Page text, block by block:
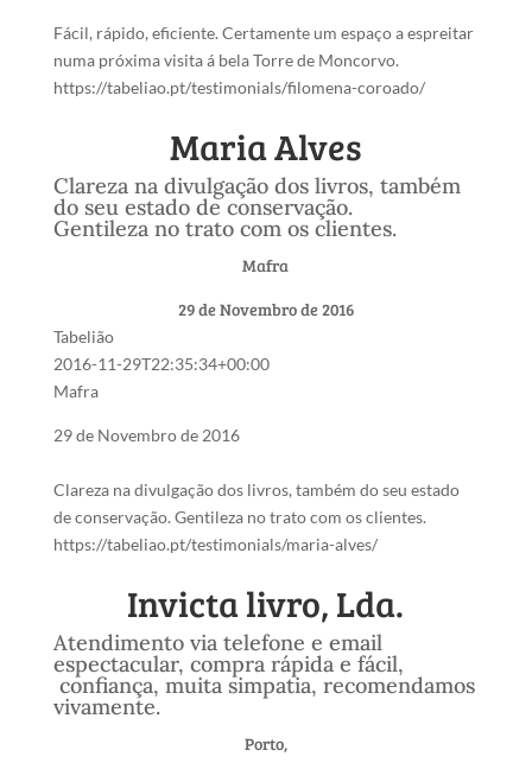
Fácil, rápido, eficiente. Certamente um espaço a espreitar
numa próxima visita á bela Torre de Moncorvo.
https://tabeliao.pt/testimonials/filomena-coroado/
Maria Alves
Clareza na divulgação dos livros, também
do seu estado de conservação.
Gentileza no trato com os clientes.
Mafra
29 de Novembro de 2016
Tabelião
2016-11-29T22:35:34+00:00
Mafra
29 de Novembro de 2016
Clareza na divulgação dos livros, também do seu estado
de conservação. Gentileza no trato com os clientes.
https://tabeliao.pt/testimonials/maria-alves/
Invicta livro, Lda.
Atendimento via telefone e email
espectacular, compra rápida e fácil,
confiança, muita simpatia, recomendamos
vivamente.
Porto,